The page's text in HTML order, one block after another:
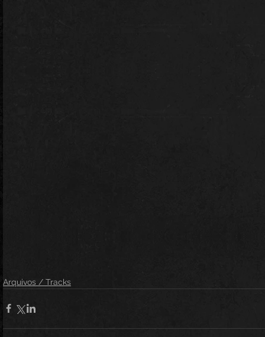
Arquivos / Tracks